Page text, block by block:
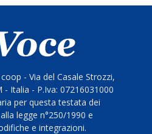
- Via del Casale Strozzi,
- Italia - P.Iva: 07216031000
per questa testata dei
legge n°250/1990 e
e integrazioni.